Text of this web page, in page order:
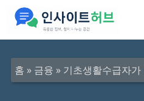
홈 » 금융 » 기초생활수급자가